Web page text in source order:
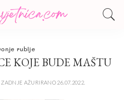
rublje
KOJE BUDE MAŠTU
ZADNJE AŽURIRANO 26.07.2022.